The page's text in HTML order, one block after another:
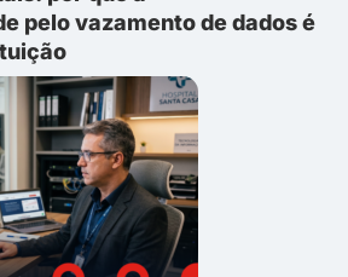
pelo vazamento de dados é